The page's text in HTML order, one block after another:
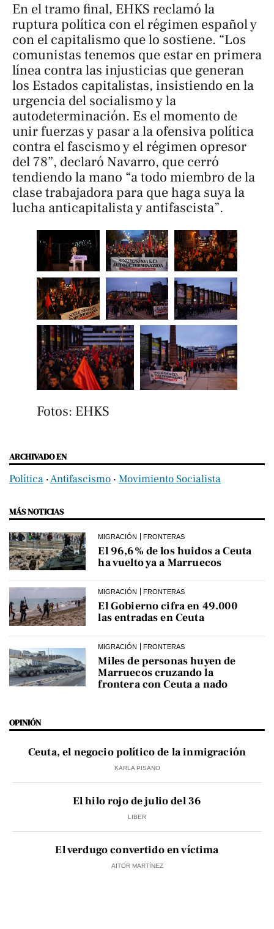
En el tramo final, EHKS reclamó la
ruptura política con el régimen español y
con el capitalismo que lo sostiene. “Los
comunistas tenemos que estar en primera
línea contra las injusticias que generan
los Estados capitalistas, insistiendo en la
urgencia del socialismo y la
autodeterminación. Es el momento de
unir fuerzas y pasar a la ofensiva política
contra el fascismo y el régimen opresor
del 78”, declaró Navarro, que cerró
tendiendo la mano “a todo miembro de la
clase trabajadora para que haga suya la
lucha anticapitalista y antifascista”.
Fotos: EHKS
ARCHIVADO EN
Política ‧Antifascismo ‧ Movimiento Socialista
MÁS NOTICIAS
MIGRACIÓN FRONTERAS
El 96,6% de los huidos a Ceuta
ha vuelto ya a Marruecos
MIGRACIÓN FRONTERAS
El Gobierno cifra en 49.000
las entradas en Ceuta
MIGRACIÓN FRONTERAS
Miles de personas huyen de
Marruecos cruzando la
frontera con Ceuta a nado
OPINIÓN
Ceuta, el negocio político de la inmigración
KARLA PISANO
El hilo rojo de julio del 36
LIBER
El verdugo convertido en víctima
AITOR MARTÍNEZ